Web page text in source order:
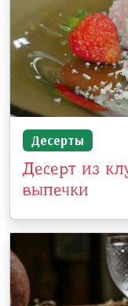
Десерты
Десерт из
выпечки